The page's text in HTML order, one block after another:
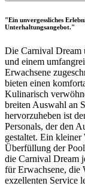
"Ein unvergessliches
Unterhaltungsangebot."
Die Carnival Dream
und einem
Erwachsene
bieten einen
Kulinarisch
breiten Auswahl an
hervorzuheben ist
Personals, der den
gestaltet. Ein kleiner
Überfüllung der
die Carnival Dream
für Erwachsene, die
exzellenten Service